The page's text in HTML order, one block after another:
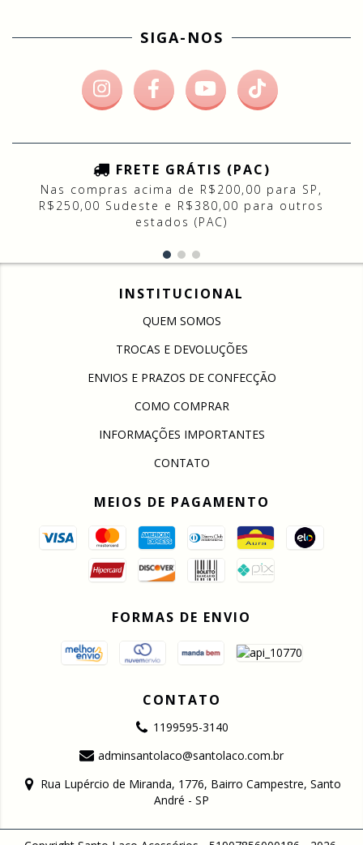
SIGA-NOS
FRETE GRÁTIS (PAC)
Nas compras acima de R$200,00 para SP,
R$250,00 Sudeste e R$380,00 para outros
estados (PAC)
INSTITUCIONAL
QUEM SOMOS
TROCAS E DEVOLUÇÕES
ENVIOS E PRAZOS DE CONFECÇÃO
COMO COMPRAR
INFORMAÇÕES IMPORTANTES
CONTATO
MEIOS DE PAGAMENTO
FORMAS DE ENVIO
CONTATO
1199595-3140
adminsantolaco@santolaco.com.br
Rua Lupércio de Miranda, 1776, Bairro Campestre, Santo
André - SP